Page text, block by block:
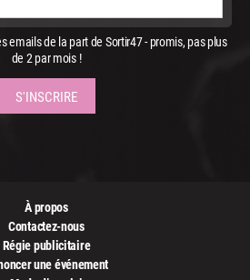
emails de la part de Sortir47 - promis, pas plus
de 2 par mois !
À propos
Contactez-nous
Régie publicitaire
une événement